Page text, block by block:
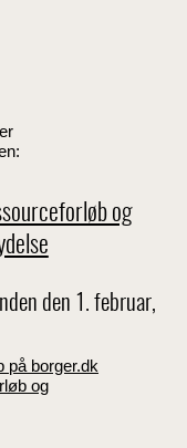
og
den 1. februar,
på borger.dk
og